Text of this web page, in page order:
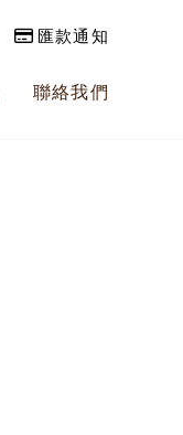
匯款通知
聯絡我們